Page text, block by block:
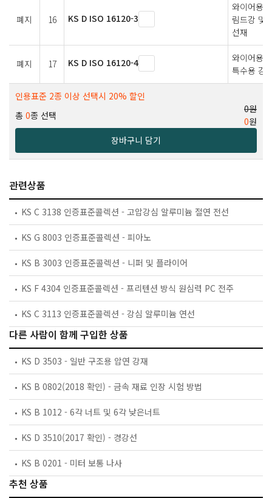
폐지 16 KS D ISO 16120-3
와이어용
림드강 및
선재
폐지 17 KS D ISO 16120-4
와이어용
특수용 강
인용표준 2종 이상 선택시 20% 할인
총 0종 선택
0원
0원
장바구니 담기
관련상품
KS C 3138 인증표준콜렉션 - 고압강심 알루미늄 절연 전선
KS G 8003 인증표준콜렉션 - 피아노
KS B 3003 인증표준콜렉션 - 니퍼 및 플라이어
KS F 4304 인증표준콜렉션 - 프리텐션 방식 원심력 PC 전주
KS C 3113 인증표준콜렉션 - 강심 알루미늄 연선
다른 사람이 함께 구입한 상품
KS D 3503 - 일반 구조용 압연 강재
KS B 0802(2018 확인) - 금속 재료 인장 시험 방법
KS B 1012 - 6각 너트 및 6각 낮은너트
KS D 3510(2017 확인) - 경강선
KS B 0201 - 미터 보통 나사
추천 상품